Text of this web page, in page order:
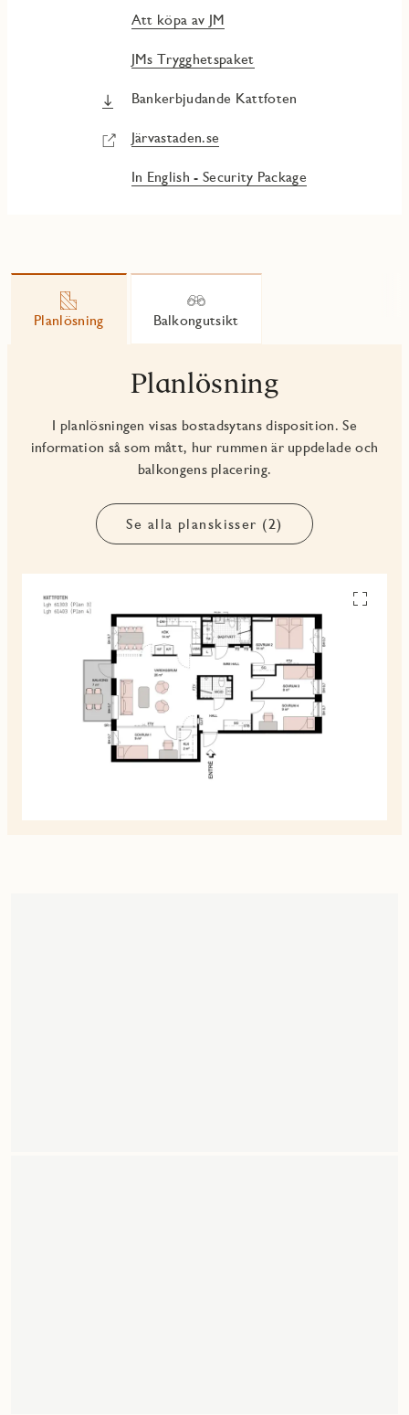
Att köpa av JM
JMs Trygghetspaket
Bankerbjudande Kattfoten
Järvastaden.se
In English - Security Package
Planlösning Balkongutsikt
Planlösning
I planlösningen visas bostadsytans disposition. Se
information så som mått, hur rummen är uppdelade och
balkongens placering.
Se alla planskisser (2)
Se